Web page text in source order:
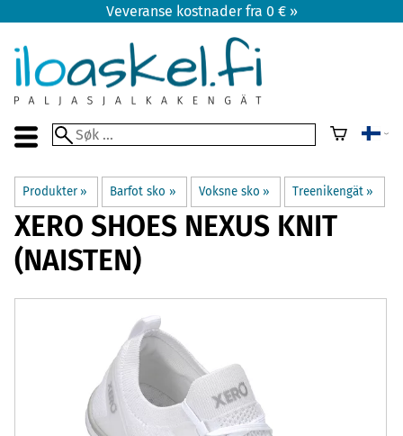
Veveranse kostnader fra 0 € »
Produkter ‪» Barfot sko ‪» Voksne sko ‪» Treenikengät ‪»
XERO SHOES NEXUS KNIT
(NAISTEN)